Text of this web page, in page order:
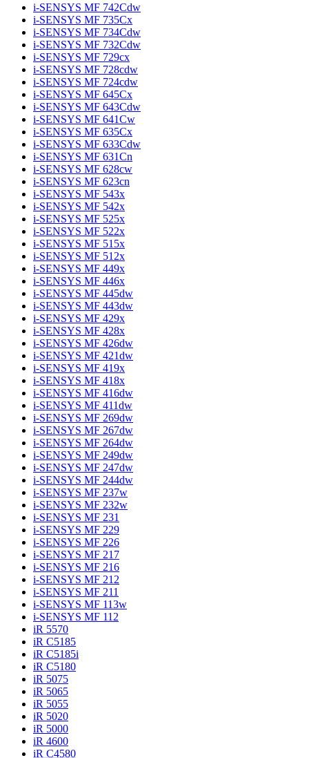
i-SENSYS MF 742Cdw
i-SENSYS MF 735Cx
i-SENSYS MF 734Cdw
i-SENSYS MF 732Cdw
i-SENSYS MF 729cx
i-SENSYS MF 728cdw
i-SENSYS MF 724cdw
i-SENSYS MF 645Cx
i-SENSYS MF 643Cdw
i-SENSYS MF 641Cw
i-SENSYS MF 635Cx
i-SENSYS MF 633Cdw
i-SENSYS MF 631Cn
i-SENSYS MF 628cw
i-SENSYS MF 623cn
i-SENSYS MF 543x
i-SENSYS MF 542x
i-SENSYS MF 525x
i-SENSYS MF 522x
i-SENSYS MF 515x
i-SENSYS MF 512x
i-SENSYS MF 449x
i-SENSYS MF 446x
i-SENSYS MF 445dw
i-SENSYS MF 443dw
i-SENSYS MF 429x
i-SENSYS MF 428x
i-SENSYS MF 426dw
i-SENSYS MF 421dw
i-SENSYS MF 419x
i-SENSYS MF 418x
i-SENSYS MF 416dw
i-SENSYS MF 411dw
i-SENSYS MF 269dw
i-SENSYS MF 267dw
i-SENSYS MF 264dw
i-SENSYS MF 249dw
i-SENSYS MF 247dw
i-SENSYS MF 244dw
i-SENSYS MF 237w
i-SENSYS MF 232w
i-SENSYS MF 231
i-SENSYS MF 229
i-SENSYS MF 226
i-SENSYS MF 217
i-SENSYS MF 216
i-SENSYS MF 212
i-SENSYS MF 211
i-SENSYS MF 113w
i-SENSYS MF 112
iR 5570
iR C5185
iR C5185i
iR C5180
iR 5075
iR 5065
iR 5055
iR 5020
iR 5000
iR 4600
iR C4580